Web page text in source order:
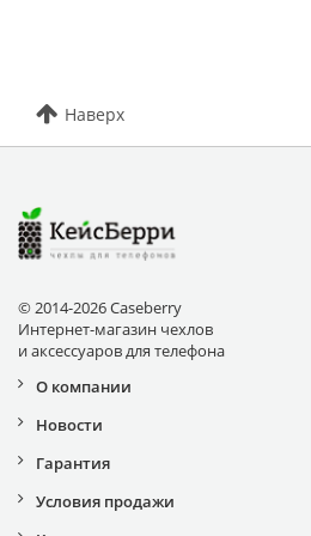
Наверх
© 2014-2026 Caseberry
Интернет-магазин чехлов
и аксессуаров для телефона
О компании
Новости
Гарантия
Условия продажи